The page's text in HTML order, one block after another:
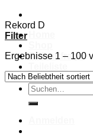
Teileanfrage
Suchen
nach:
Rekord D
Filter
Ergebnisse 1 – 100